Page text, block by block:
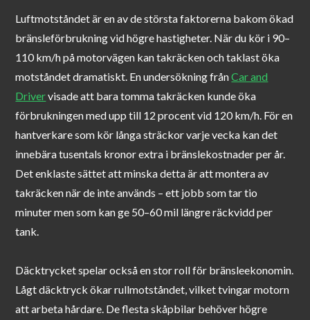
Luftmotståndet är en av de största faktorerna bakom ökad
bränsleförbrukning vid högre hastigheter. När du kör i 90–
110 km/h på motorvägen kan takräcken och taklast öka
motståndet dramatiskt. En undersökning frånCar and
Drivervisade att bara tomma takräcken kunde öka
förbrukningen med upp till 12 procent vid 120 km/h. För en
hantverkare som kör långa sträckor varje vecka kan det
innebära tusentals kronor extra i bränslekostnader per år.
Det enklaste sättet att minska detta är att montera av
takräcken när de inte används – ett jobb som tar tio
minuter men som kan ge 50–60 mil längre räckvidd per
tank.
Däcktrycket spelar också en stor roll för bränsleekonomin.
Lågt däcktryck ökar rullmotståndet, vilket tvingar motorn
att arbeta hårdare. De flesta skåpbilar behöver högre